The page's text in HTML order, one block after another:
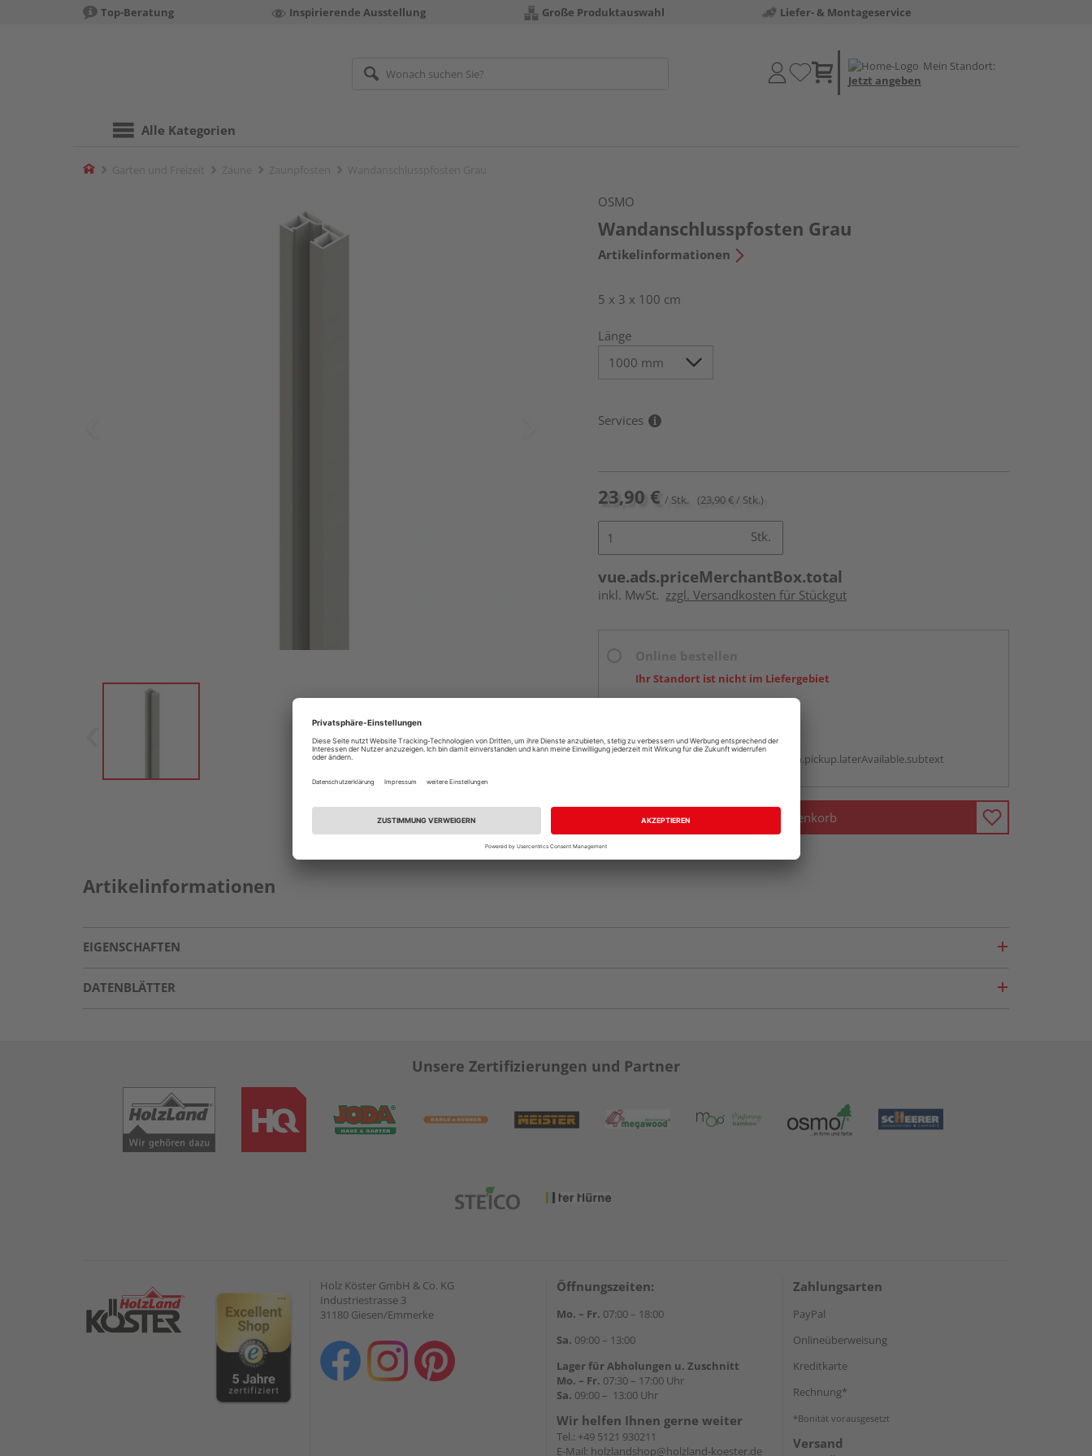
Top-Beratung Inspirierende Ausstellung Große Produktauswahl Liefer- & Montageservice
Mein Standort:
Jetzt angeben
Alle Kategorien
Home
OSMO
Wandanschlusspfosten Grau
Artikelinformationen
5 x 3 x 100 cm
Länge
Services
23,90 € / Stk. (23,90 € / Stk.)
Stk.
vue.ads.priceMerchantBox.total
inkl. MwSt. zzgl. Versandkosten für Stückgut
Ihr Standort ist nicht im Liefergebiet
Auf Vorbestellung:
vue.ads.priceMerchantBox.option.pickup.laterAvailable.subtext
In den Warenkorb
Artikelinformationen
EIGENSCHAFTEN
DATENBLÄTTER
Unsere Zertifizierungen und Partner
Holz Köster GmbH & Co. KG
Industriestrasse 3
31180 Giesen/Emmerke
Öffnungszeiten:
Mo. – Fr. 07:00 – 18:00
Sa. 09:00 – 13:00
Lager für Abholungen u. Zuschnitt
Mo. – Fr. 07:30 – 17:00 Uhr
Sa. 09:00 – 13:00 Uhr
Wir helfen Ihnen gerne weiter
Tel.: +49 5121 930211
E-Mail: holzlandshop@holzland-koester.de
Zahlungsarten
PayPal
Onlineüberweisung
Kreditkarte
Rechnung*
*Bonität vorausgesetzt
Versand